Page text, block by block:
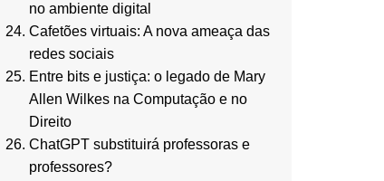
no ambiente digital
Cafetões virtuais: A nova ameaça das
redes sociais
Entre bits e justiça: o legado de Mary
Allen Wilkes na Computação e no
Direito
ChatGPT substituirá professoras e
professores?